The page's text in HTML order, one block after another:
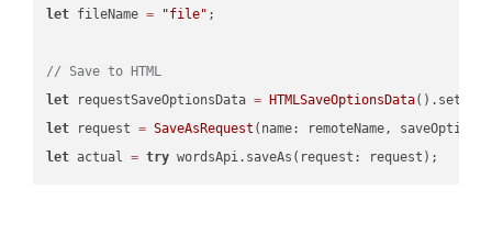
let fileName = "file" ;
// Save to HTML
let requestSaveOptionsData = HTMLSaveOptionsData
let request = SaveAsRequest (name: remoteName,
let actual = try